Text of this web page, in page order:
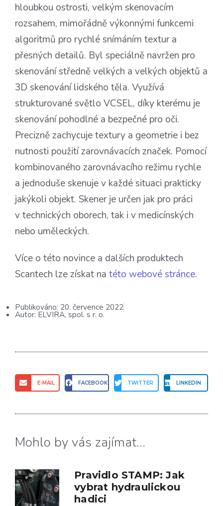
hloubkou ostrosti, velkým skenovacím
rozsahem, mimořádně výkonnými funkcemi
algoritmů pro rychlé snímáním textur a
přesných detailů. Byl speciálně navržen pro
skenování středně velkých a velkých objektů a
3D skenování lidského těla. Využívá
strukturované světlo VCSEL, díky kterému je
skenování pohodlné a bezpečné pro oči.
Precizně zachycuje textury a geometrie i bez
nutnosti použití zarovnávacích značek. Pomocí
kombinovaného zarovnávacího režimu rychle
a jednoduše skenuje v každé situaci prakticky
jakýkoli objekt. Skener je určen jak pro práci
v technických oborech, tak i v medicínských
nebo uměleckých.
Více o této novince a dalších produktech
Scantech lze získat na této webové stránce.
Publikováno: 20. července 2022
Autor: ELVIRA, spol. s r. o.
E-MAIL FACEBOOK TWITTER LINKEDIN
Mohlo by vás zajímat...
Pravidlo STAMP: Jak
vybrat hydraulickou
hadici